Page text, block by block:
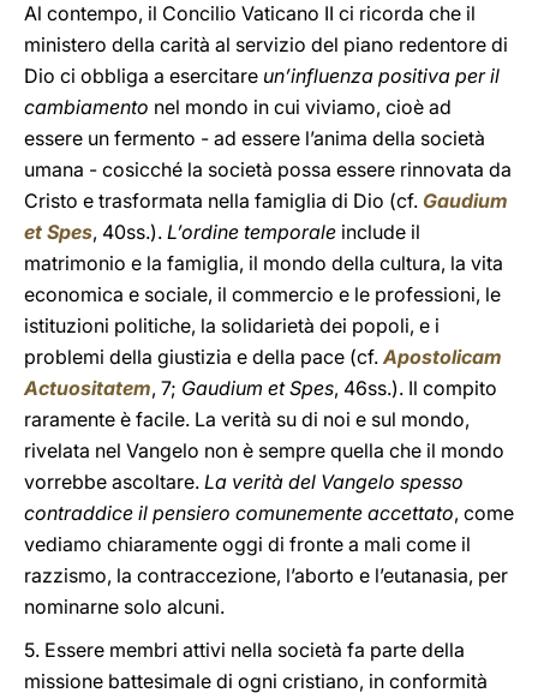
Al contempo, il Concilio Vaticano II ci ricorda che il
ministero della carità al servizio del piano redentore di
Dio ci obbliga a esercitare un’influenza positiva per il
cambiamento nel mondo in cui viviamo, cioè ad
essere un fermento - ad essere l’anima della società
umana - cosicché la società possa essere rinnovata da
Cristo e trasformata nella famiglia di Dio (cf. Gaudium
et Spes, 40ss.). L’ordine temporale include il
matrimonio e la famiglia, il mondo della cultura, la vita
economica e sociale, il commercio e le professioni, le
istituzioni politiche, la solidarietà dei popoli, e i
problemi della giustizia e della pace (cf.Apostolicam
Actuositatem, 7; Gaudium et Spes, 46ss.). Il compito
raramente è facile. La verità su di noi e sul mondo,
rivelata nel Vangelo non è sempre quella che il mondo
vorrebbe ascoltare. La verità del Vangelo spesso
contraddice il pensiero comunemente accettato, come
vediamo chiaramente oggi di fronte a mali come il
razzismo, la contraccezione, l’aborto e l’eutanasia, per
nominarne solo alcuni.
5. Essere membri attivi nella società fa parte della
missione battesimale di ogni cristiano, in conformità